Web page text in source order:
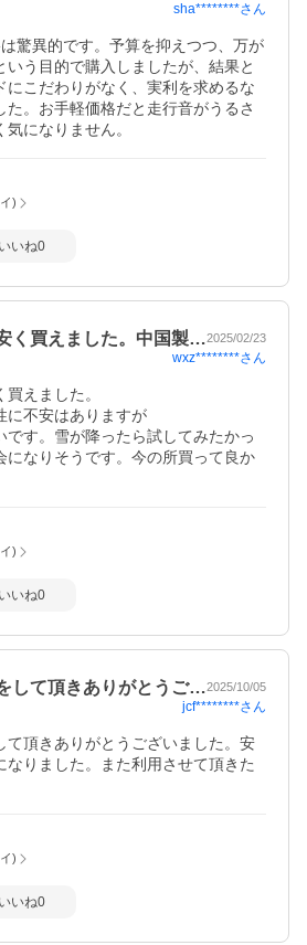
sha********さん
驚異的です。予算を抑えつつ、万が
いう目的で購入しましたが、結果と
にこだわりがなく、実利を求めるな
た。お手軽価格だと走行音がうるさ
になりません。
)
いいね0
く買えました。中国製…2025/02/23
wxz********さん
えました。
に不安はありますが
です。雪が降ったら試してみたかっ
になりそうです。今の所買って良か
)
いいね0
して頂きありがとうご…2025/10/05
jcf********さん
て頂きありがとうございました。安
なりました。また利用させて頂きた
)
いいね0